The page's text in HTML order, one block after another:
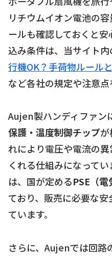
リチウムイオン電池の
ールも確認しておくと
込み条件は、当サイト
行機OK？手荷物ルール
など各社の規定や注意点
Aujen製ハンディファン
保護・温度制御チップ
れにより電圧や電流の
くれる仕組みになって
は、国が定めるPSE（
ており、販売に必要な
ています。
さらに、Aujenでは回路